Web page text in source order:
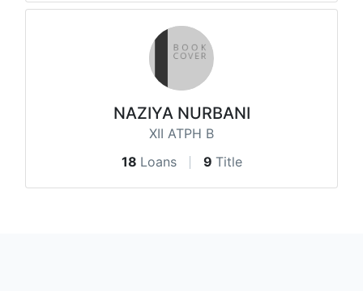
NAZIYA NURBANI
XII ATPH B
18 Loans 9 Title